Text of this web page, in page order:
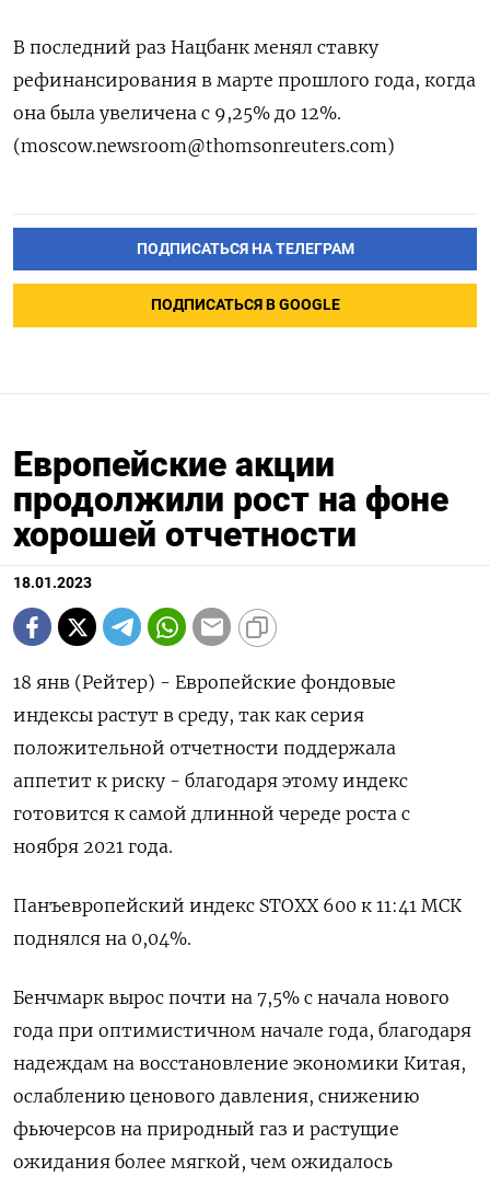
В последний раз Нацбанк менял ставку
рефинансирования в марте прошлого года, когда
она была увеличена с 9,25% до 12%.
(moscow.newsroom@thomsonreuters.com)
ПОДПИСАТЬСЯ НА ТЕЛЕГРАМ
ПОДПИСАТЬСЯ В GOOGLE
Европейские акции
продолжили рост на фоне
хорошей отчетности
18.01.2023
18 янв (Рейтер) - Европейские фондовые
индексы растут в среду, так как серия
положительной отчетности поддержала
аппетит к риску - благодаря этому индекс
готовится к самой длинной череде роста с
ноября 2021 года.
Панъевропейский индекс STOXX 600 к 11:41 МСК
поднялся на 0,04%.
Бенчмарк вырос почти на 7,5% с начала нового
года при оптимистичном начале года, благодаря
надеждам на восстановление экономики Китая,
ослаблению ценового давления, снижению
фьючерсов на природный газ и растущие
ожидания более мягкой, чем ожидалось